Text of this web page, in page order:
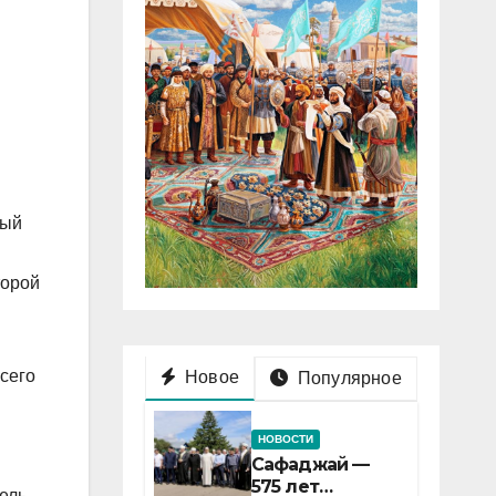
Новое Популярное
НОВОСТИ
Сафаджай —
575 лет